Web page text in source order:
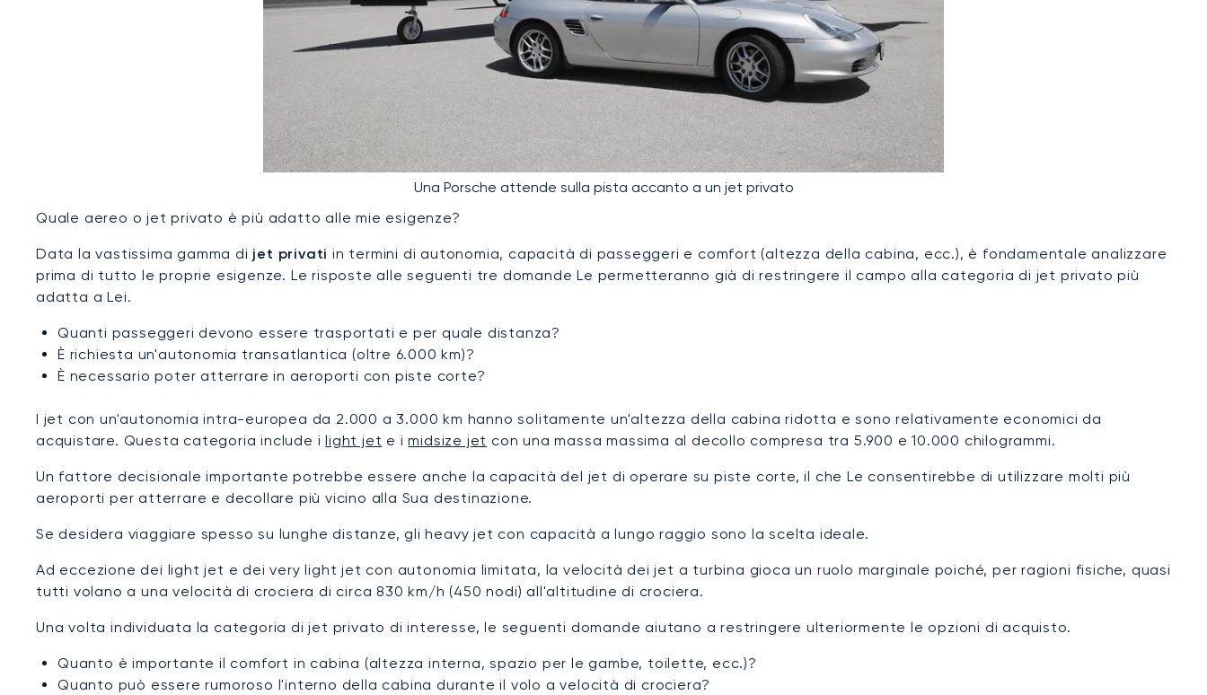
Una Porsche attende sulla pista accanto a un jet privato
Quale aereo o jet privato è più adatto alle mie esigenze?
Data la vastissima gamma di jet privati in termini di autonomia, capacità di passeggeri e comfort (altezza della cabina, ecc.), è fondamentale analizzare
prima di tutto le proprie esigenze. Le risposte alle seguenti tre domande Le permetteranno già di restringere il campo alla categoria di jet privato più
adatta a Lei.
Quanti passeggeri devono essere trasportati e per quale distanza?
È richiesta un'autonomia transatlantica (oltre 6.000 km)?
È necessario poter atterrare in aeroporti con piste corte?
I jet con un'autonomia intra-europea da 2.000 a 3.000 km hanno solitamente un'altezza della cabina ridotta e sono relativamente economici da
acquistare. Questa categoria include i light jet e imidsize jet con una massa massima al decollo compresa tra 5.900 e 10.000 chilogrammi.
Un fattore decisionale importante potrebbe essere anche la capacità del jet di operare su piste corte, il che Le consentirebbe di utilizzare molti più
aeroporti per atterrare e decollare più vicino alla Sua destinazione.
Se desidera viaggiare spesso su lunghe distanze, gli heavy jet con capacità a lungo raggio sono la scelta ideale.
Ad eccezione dei light jet e dei very light jet con autonomia limitata, la velocità dei jet a turbina gioca un ruolo marginale poiché, per ragioni fisiche, quasi
tutti volano a una velocità di crociera di circa 830 km/h (450 nodi) all'altitudine di crociera.
Una volta individuata la categoria di jet privato di interesse, le seguenti domande aiutano a restringere ulteriormente le opzioni di acquisto.
Quanto è importante il comfort in cabina (altezza interna, spazio per le gambe, toilette, ecc.)?
Quanto può essere rumoroso l'interno della cabina durante il volo a velocità di crociera?